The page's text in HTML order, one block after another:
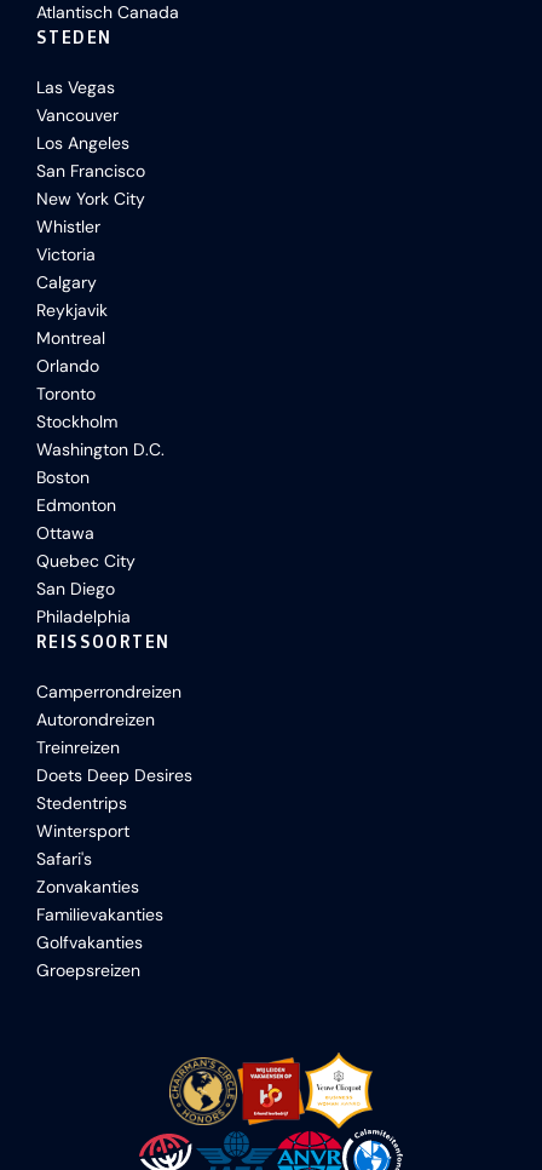
Atlantisch Canada
STEDEN
Las Vegas
Vancouver
Los Angeles
San Francisco
New York City
Whistler
Victoria
Calgary
Reykjavik
Montreal
Orlando
Toronto
Stockholm
Washington D.C.
Boston
Edmonton
Ottawa
Quebec City
San Diego
Philadelphia
REISSOORTEN
Camperrondreizen
Autorondreizen
Treinreizen
Doets Deep Desires
Stedentrips
Wintersport
Safari's
Zonvakanties
Familievakanties
Golfvakanties
Groepsreizen